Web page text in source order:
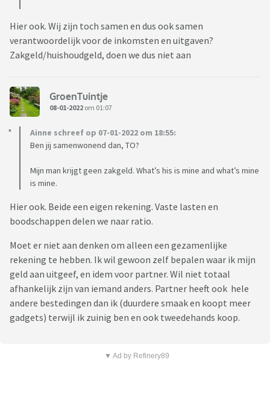
Hier ook. Wij zijn toch samen en dus ook samen
verantwoordelijk voor de inkomsten en uitgaven?
Zakgeld/huishoudgeld, doen we dus niet aan
GroenTuintje
08-01-2022 om 01:07
Ainne schreef op 07-01-2022 om 18:55:
Ben jij samenwonend dan, TO?
Mijn man krijgt geen zakgeld. What’s his is mine and what’s mine
is mine.
Hier ook. Beide een eigen rekening. Vaste lasten en
boodschappen delen we naar ratio.
Moet er niet aan denken om alleen een gezamenlijke
rekening te hebben. Ik wil gewoon zelf bepalen waar ik mijn
geld aan uitgeef, en idem voor partner. Wil niet totaal
afhankelijk zijn van iemand anders. Partner heeft ook hele
andere bestedingen dan ik (duurdere smaak en koopt meer
gadgets) terwijl ik zuinig ben en ook tweedehands koop.
▼ Ad by Refinery89